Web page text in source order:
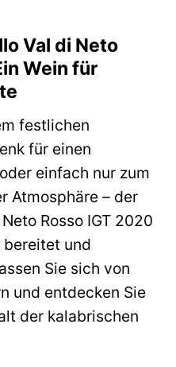
Val di Neto
Wein für
festlichen
für einen
einfach nur zum
Atmosphäre – der
Rosso IGT 2020
bereitet und
Sie sich von
und entdecken Sie
der kalabrischen